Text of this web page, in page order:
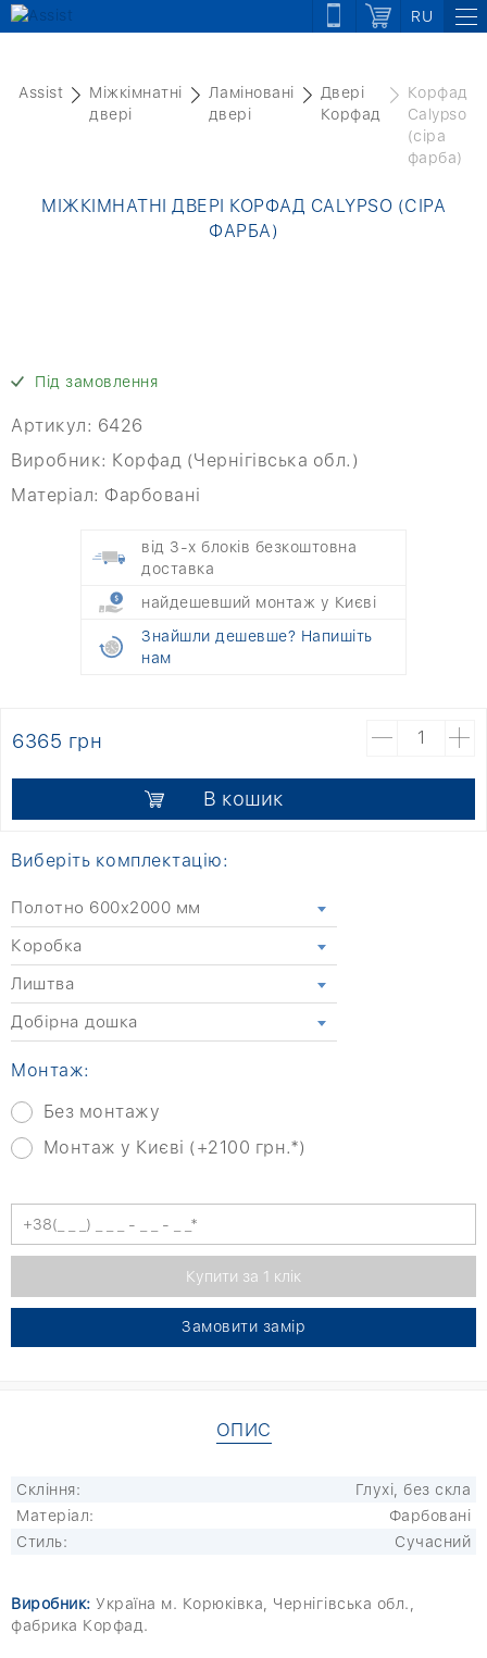
RU
Assist
Міжкімнатні
двері
Ламіновані
двері
Двері
Корфад
Корфад
Calypso
(сіра
фарба)
МІЖКІМНАТНІ ДВЕРІ КОРФАД CALYPSO (СІРА
ФАРБА)
Під замовлення
Артикул: 6426
Виробник: Корфад (Чернігівська обл.)
Матеріал: Фарбовані
від 3-х блоків безкоштовна
доставка
найдешевший монтаж у Києві
Знайшли дешевше? Напишіть
нам
6365 грн
В кошик
Виберіть комплектацію:
Полотно 600x2000 мм
Коробка
Лиштва
Добірна дошка
Монтаж:
Без монтажу
Монтаж у Києві (+2100 грн.*)
Замовити замір
ОПИС
Скління:
Глухі, без скла
Матеріал:
Фарбовані
Стиль:
Сучасний
Виробник: Україна м. Корюківка, Чернігівська обл.,
фабрика Корфад.